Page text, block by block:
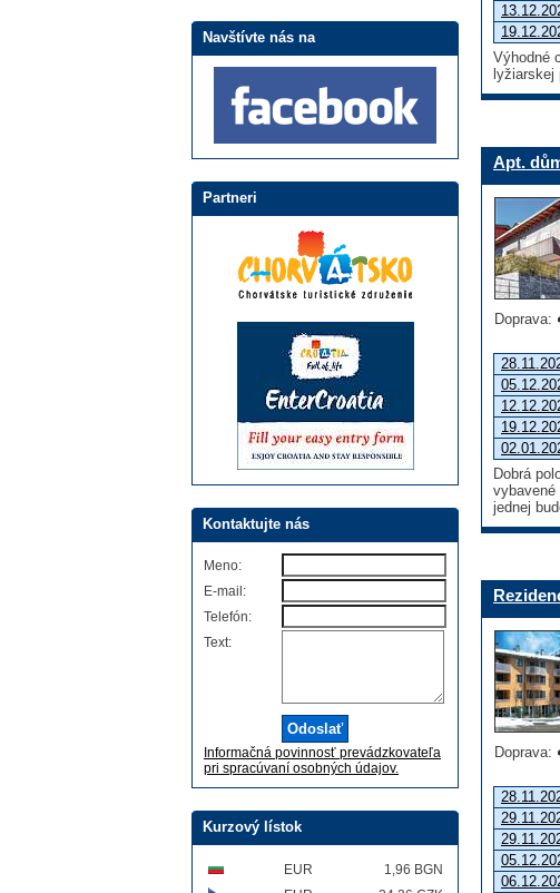
Výhodné
lyžiarskej
Apt.
Doprava:
Dobrá
vybavené
jednej
Doprava:
Navštívte nás na
Partneri
Kontaktujte nás
Meno:
E-mail:
Telefón:
Text:
Informačná povinnosť prevádzkovateľa
pri spracúvaní osobných údajov.
Kurzový lístok
EUR
1,96 BGN